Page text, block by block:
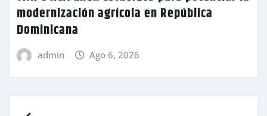
modernización agrícola en República
Dominicana
admin Ago 6, 2026